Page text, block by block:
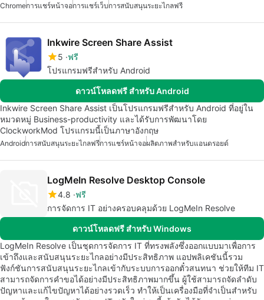
Chromeการแชร์หน้าจอการแชร์เว็บการสนับสนุนระยะไกลฟรี
Inkwire Screen Share Assist
5 ฟรี
โปรแกรมฟรีสำหรับ Android
ดาวน์โหลดฟรี สำหรับ Android
Inkwire Screen Share Assist เป็นโปรแกรมฟรีสำหรับ Android ที่อยู่ใน
หมวดหมู่ Business-productivity และได้รับการพัฒนาโดย
ClockworkMod โปรแกรมนี้เป็นภาษาอังกฤษ
Androidการสนับสนุนระยะไกลฟรีการแชร์หน้าจอผลิตภาพสำหรับแอนดรอยด์
LogMeIn Resolve Desktop Console
4.8 ฟรี
การจัดการ IT อย่างครอบคลุมด้วย LogMeIn Resolve
ดาวน์โหลดฟรี สำหรับ Windows
LogMeIn Resolve เป็นชุดการจัดการ IT ที่ทรงพลังซึ่งออกแบบมาเพื่อการ
เข้าถึงและสนับสนุนระยะไกลอย่างมีประสิทธิภาพ แอปพลิเคชันนี้รวม
ฟังก์ชันการสนับสนุนระยะไกลเข้ากับระบบการออกตั๋วสนทนา ช่วยให้ทีม IT
สามารถจัดการคำขอได้อย่างมีประสิทธิภาพมากขึ้น ผู้ใช้สามารถจัดลำดับ
ปัญหาและแก้ไขปัญหาได้อย่างรวดเร็ว ทำให้เป็นเครื่องมือที่จำเป็นสำหรับ